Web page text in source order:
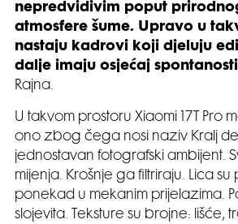
nepredvidivim poput
atmosfere šume. Upravo u
nastaju kadrovi koji djeluju
dalje imaju osjećaj
Rajna.
U takvom prostoru Xiaomi 17T Pro
ono zbog čega nosi naziv Kralj
jednostavan fotografski ambijent.
mijenja. Krošnje ga filtriraju. Lica
ponekad u mekanim prijelazima.
slojevita. Teksture su brojne: lišće,